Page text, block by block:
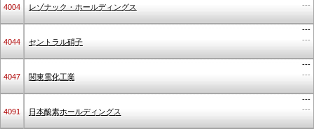
4004 レゾナック・ホールディングス
---
4044 セントラル硝子
---
---
4047 関東電化工業
---
---
4091 日本酸素ホールディングス
---
---